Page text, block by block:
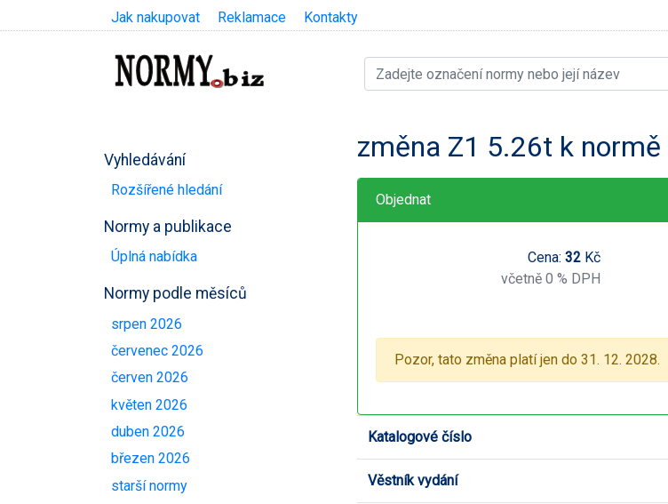
Jak nakupovat Reklamace Kontakty
Vyhledávání
Rozšířené hledání
Normy a publikace
Úplná nabídka
Normy podle měsíců
srpen 2026
červenec 2026
červen 2026
květen 2026
duben 2026
březen 2026
starší normy
změna Z1 5.26t k normě
Objednat
Cena: 32Kč
včetně 0 % DPH
Pozor, tato změna platí jen do 31. 12. 2028.
Katalogové číslo
Věstník vydání